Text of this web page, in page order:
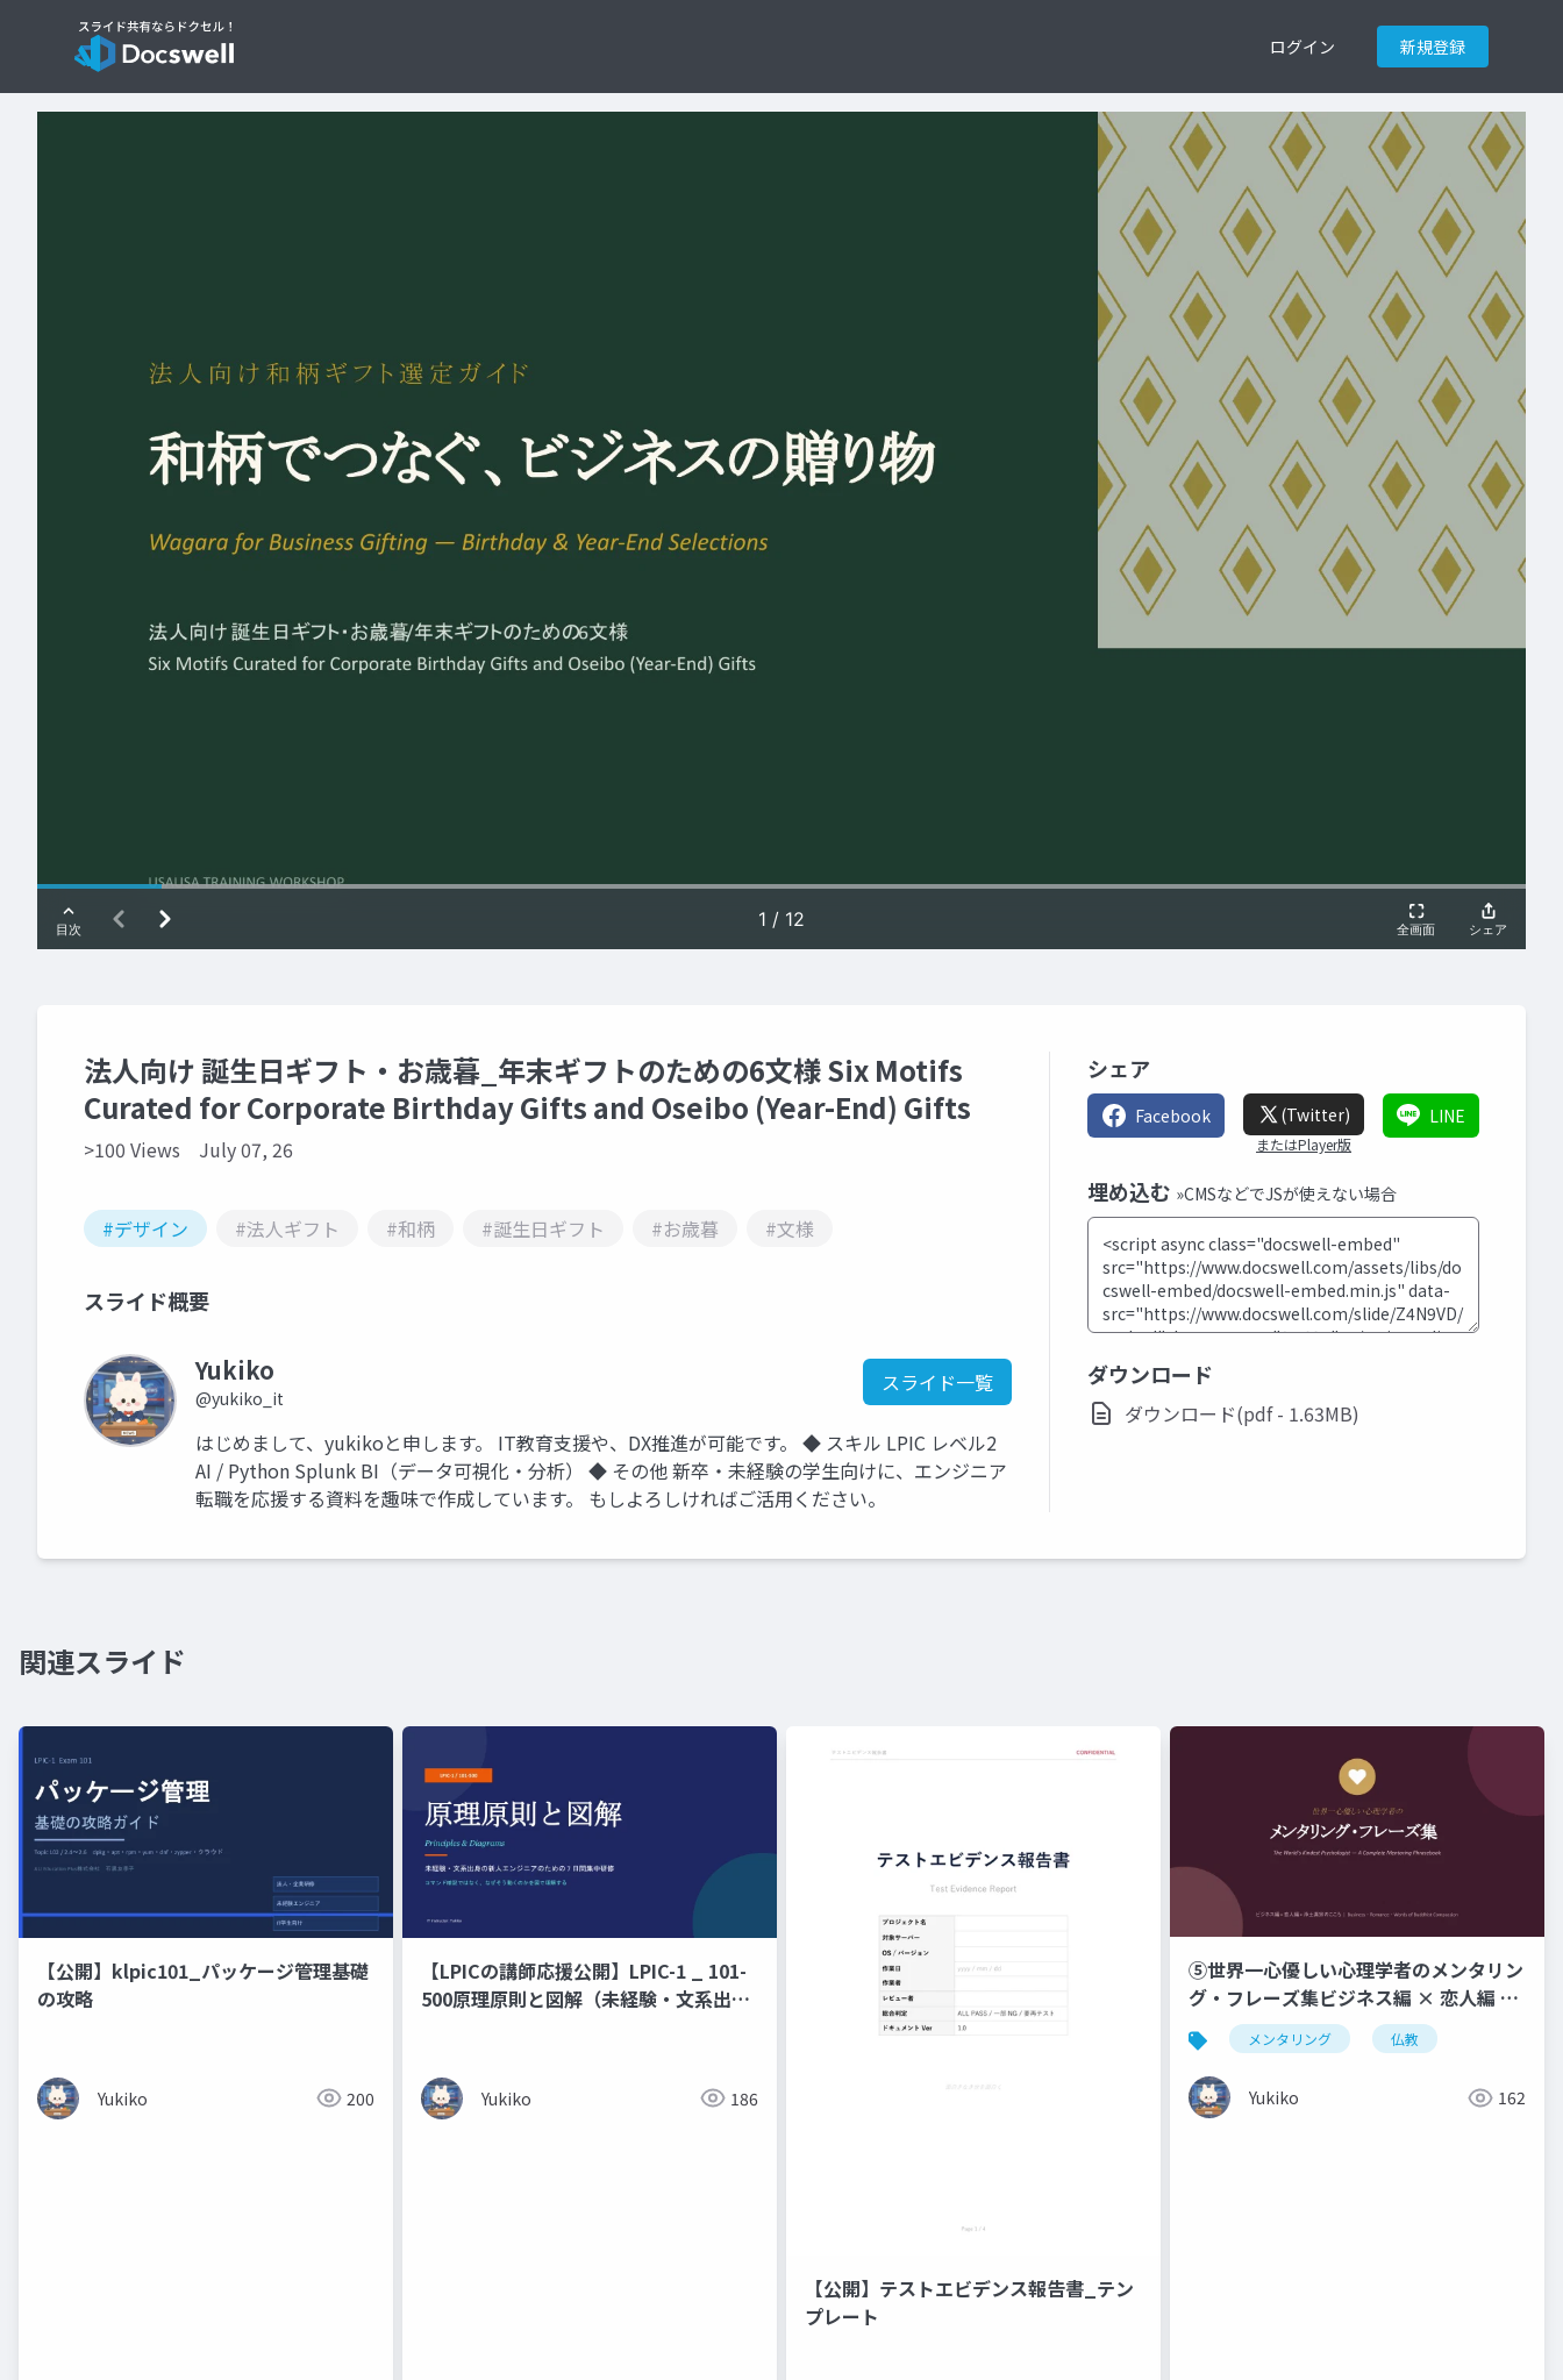
ログイン 新規登録
法人向け 誕生日ギフト・お歳暮_年末ギフトのための6文様 Six Motifs
Curated for Corporate Birthday Gifts and Oseibo (Year-End) Gifts
>100 Views July 07, 26
#デザイン #法人ギフト #和柄 #誕生日ギフト #お歳暮 #文様
スライド概要
Yukiko
@yukiko_it
スライド一覧
はじめまして、yukikoと申します。 IT教育支援や、DX推進が可能です。 ◆ スキル LPIC レベル2
AI / Python Splunk BI（データ可視化・分析） ◆ その他 新卒・未経験の学生向けに、エンジニア
転職を応援する資料を趣味で作成しています。 もしよろしければご活用ください。
シェア
Facebook (Twitter)
またはPlayer版
LINE
埋め込む »CMSなどでJSが使えない場合
ダウンロード
ダウンロード(pdf - 1.63MB)
関連スライド
【公開】klpic101_パッケージ管理基礎
の攻略
Yukiko 200
【LPICの講師応援公開】LPIC-1 _ 101-
500原理原則と図解（未経験・文系出身
くのかを図で理解する編
Yukiko 186
【公開】テストエビデンス報告書_テン
プレート
⑤世界一心優しい心理学者のメンタリン
グ・フレーズ集ビジネス編 × 恋人編 ×
浄土真宗のこころ _ Business ・
Romance ・ Words of Buddhist
Compassion
メンタリング 仏教
Yukiko 162